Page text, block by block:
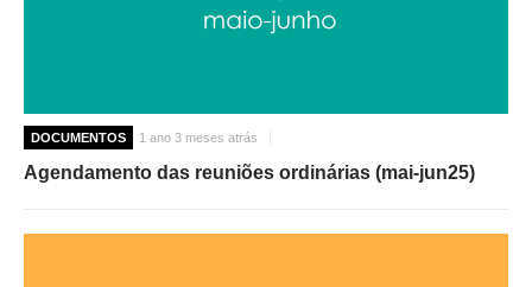
DOCUMENTOS 1 ano 3 meses atrás
Agendamento das reuniões ordinárias (mai-jun25)